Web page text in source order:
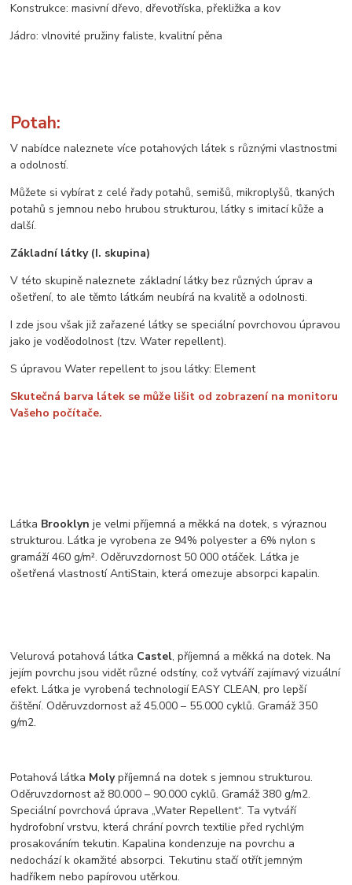
Konstrukce: masivní dřevo, dřevotříska, překližka a kov
Jádro: vlnovité pružiny faliste, kvalitní pěna
Potah:
V nabídce naleznete více potahových látek s různými vlastnostmi
a odolností.
Můžete si vybírat z celé řady potahů, semišů, mikroplyšů, tkaných
potahů s jemnou nebo hrubou strukturou, látky s imitací kůže a
další.
Základní látky (I. skupina)
V této skupině naleznete základní látky bez různých úprav a
ošetření, to ale těmto látkám neubírá na kvalitě a odolnosti.
I zde jsou však již zařazené látky se speciální povrchovou úpravou
jako je voděodolnost (tzv. Water repellent).
S úpravou Water repellent to jsou látky: Element
Skutečná barva látek se může lišit od zobrazení na monitoru
Vašeho počítače.
Látka Brooklyn je velmi příjemná a měkká na dotek, s výraznou
strukturou. Látka je vyrobena ze 94% polyester a 6% nylon s
gramáží 460 g/m². Oděruvzdornost 50 000 otáček. Látka je
ošetřená vlastností AntiStain, která omezuje absorpci kapalin.
Velurová potahová látka Castel, příjemná a měkká na dotek. Na
jejím povrchu jsou vidět různé odstíny, což vytváří zajímavý vizuální
efekt. Látka je vyrobená technologií EASY CLEAN, pro lepší
čištění. Oděruvzdornost až 45.000 – 55.000 cyklů. Gramáž 350
g/m2.
Potahová látka Molypříjemná na dotek s jemnou strukturou.
Oděruvzdornost až 80.000 – 90.000 cyklů. Gramáž 380 g/m2.
Speciální povrchová úprava „Water Repellent“. Ta vytváří
hydrofobní vrstvu, která chrání povrch textilie před rychlým
prosakováním tekutin. Kapalina kondenzuje na povrchu a
nedochází k okamžité absorpci. Tekutinu stačí otřít jemným
hadříkem nebo papírovou utěrkou.